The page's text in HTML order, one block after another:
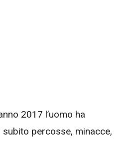
2017 l’uomo ha
percosse, minacce,